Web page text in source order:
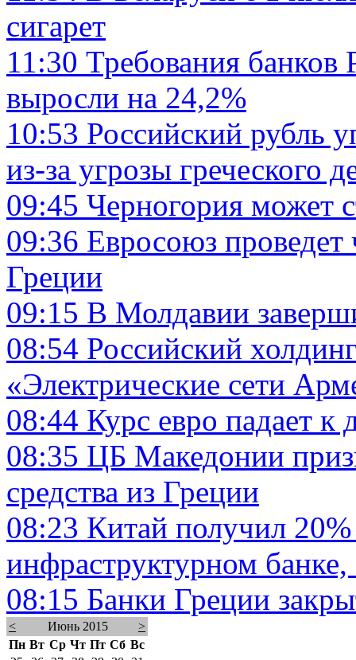
сигарет
11:30 Требования банков
выросли на 24,2%
10:53 Российский рубль
из-за угрозы греческого
09:45 Черногория может
09:36 Евросоюз
Греции
09:15 В Молдавии
08:54 Российский
«Электрические сети
08:44 Курс евро падает к
08:35 ЦБ Македонии
средства из Греции
08:23 Китай получил
инфраструктурном
08:15 Банки Греции
< Июнь 2015
>
Пн Вт Ср Чт Пт Сб Вс